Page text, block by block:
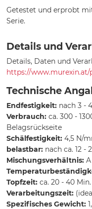
Getestet und erprobt
Serie.
Details und
Details, Daten und
https://
Technische
Endfestigkeit: nach 3 -
Verbrauch: ca. 300 -
Belagsrückseite
Schälfestigkeit: 4,5 N/
belastbar: nach ca. 12 -
Mischungsverhältnis:
Topfzeit: ca. 20 - 40 Min.
Verarbeitungszeit:
Spezifisches Gewicht: